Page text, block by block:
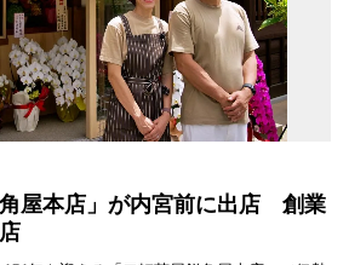
屋本店」が内宮前に出店 創業